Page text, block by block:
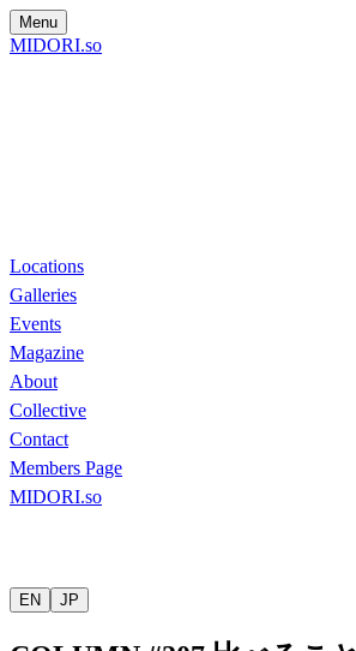
Menu
MIDORI.so
Locations
Galleries
Events
Magazine
About
Collective
Contact
Members Page
MIDORI.so
EN JP